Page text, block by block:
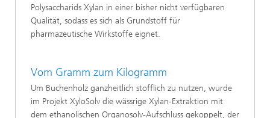
Polysaccharids Xylan in einer bisher nicht verfügbaren
Qualität, sodass es sich als Grundstoff für
pharmazeutische Wirkstoffe eignet.
Vom Gramm zum Kilogramm
Um Buchenholz ganzheitlich stofflich zu nutzen, wurde
im Projekt XyloSolv die wässrige Xylan-Extraktion mit
dem ethanolischen Organosolv-Aufschluss gekoppelt, der